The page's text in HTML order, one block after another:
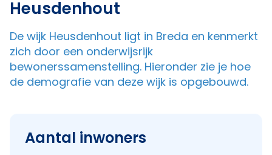
Heusdenhout
De wijk Heusdenhout ligt in Breda en kenmerkt
zich door een onderwijsrijk
bewonerssamenstelling. Hieronder zie je hoe
de demografie van deze wijk is opgebouwd.
Aantal inwoners